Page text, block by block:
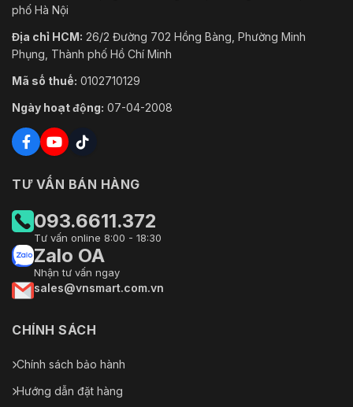
phố Hà Nội
Địa chỉ HCM: 26/2 Đường 702 Hồng Bàng, Phường Minh
Phụng, Thành phố Hồ Chí Minh
Mã số thuế: 0102710129
Ngày hoạt động: 07-04-2008
TƯ VẤN BÁN HÀNG
093.6611.372
Tư vấn online 8:00 - 18:30
Zalo OA
Nhận tư vấn ngay
sales@vnsmart.com.vn
CHÍNH SÁCH
Chính sách bảo hành
Hướng dẫn đặt hàng